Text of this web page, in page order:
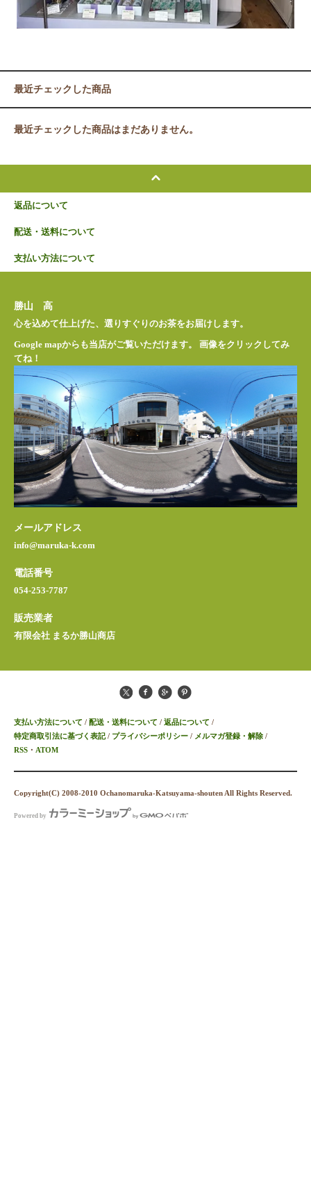
最近チェックした商品
最近チェックした商品はまだありません。
返品について
配送・送料について
支払い方法について
勝山 高
心を込めて仕上げた、選りすぐりのお茶をお届けします。
Google mapからも当店がご覧いただけます。 画像をクリックしてみ
てね！
メールアドレス
info@maruka-k.com
電話番号
054-253-7787
販売業者
有限会社 まるか勝山商店
支払い方法について / 配送・送料について / 返品について /
特定商取引法に基づく表記/ プライバシーポリシー / メルマガ登録・解除 /
RSS ・ ATOM
Copyright(C) 2008-2010 Ochanomaruka-Katsuyama-shouten All Rights Reserved.
Powered by